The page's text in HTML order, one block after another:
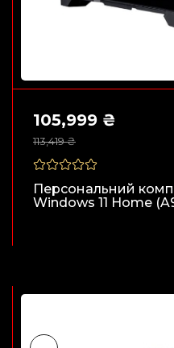
113,419 ₴
105,999 ₴
Персональний
Windows 11 Home